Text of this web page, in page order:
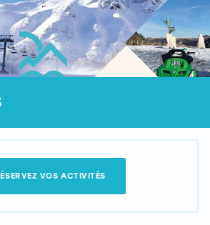
VOS ACTIVITÉS